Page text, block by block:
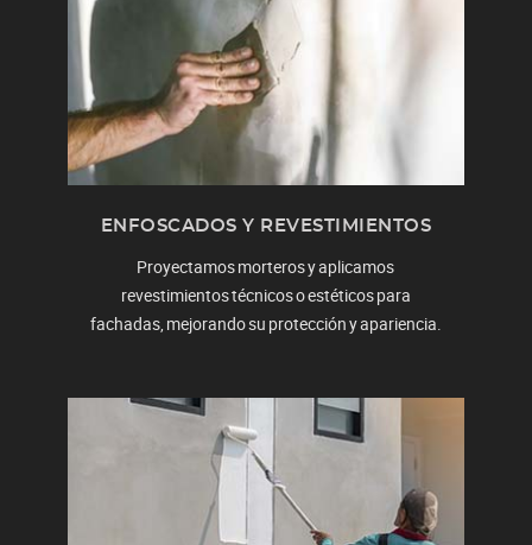
ENFOSCADOS Y REVESTIMIENTOS
Proyectamos morteros y aplicamos
revestimientos técnicos o estéticos para
fachadas, mejorando su protección y apariencia.